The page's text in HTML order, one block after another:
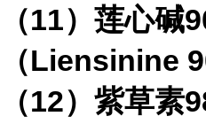
（11）莲心碱
（Liensinine
（12）紫草素